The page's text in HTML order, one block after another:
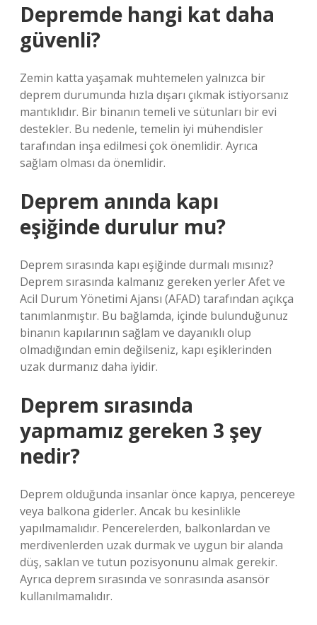
Depremde hangi kat daha
güvenli?
Zemin katta yaşamak muhtemelen yalnızca bir
deprem durumunda hızla dışarı çıkmak istiyorsanız
mantıklıdır. Bir binanın temeli ve sütunları bir evi
destekler. Bu nedenle, temelin iyi mühendisler
tarafından inşa edilmesi çok önemlidir. Ayrıca
sağlam olması da önemlidir.
Deprem anında kapı
eşiğinde durulur mu?
Deprem sırasında kapı eşiğinde durmalı mısınız?
Deprem sırasında kalmanız gereken yerler Afet ve
Acil Durum Yönetimi Ajansı (AFAD) tarafından açıkça
tanımlanmıştır. Bu bağlamda, içinde bulunduğunuz
binanın kapılarının sağlam ve dayanıklı olup
olmadığından emin değilseniz, kapı eşiklerinden
uzak durmanız daha iyidir.
Deprem sırasında
yapmamız gereken 3 şey
nedir?
Deprem olduğunda insanlar önce kapıya, pencereye
veya balkona giderler. Ancak bu kesinlikle
yapılmamalıdır. Pencerelerden, balkonlardan ve
merdivenlerden uzak durmak ve uygun bir alanda
düş, saklan ve tutun pozisyonunu almak gerekir.
Ayrıca deprem sırasında ve sonrasında asansör
kullanılmamalıdır.